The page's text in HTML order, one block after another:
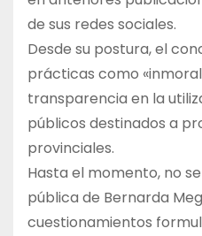
de sus redes sociales.
Desde su postura, el
prácticas como
transparencia en la
públicos destinados a
provinciales.
Hasta el momento, no
pública de Bernarda
cuestionamientos